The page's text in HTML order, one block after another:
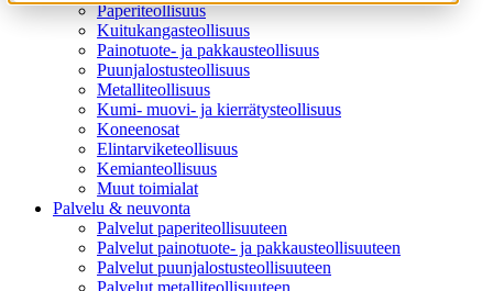
Paperiteollisuus
Kuitukangasteollisuus
Painotuote- ja pakkausteollisuus
Puunjalostusteollisuus
Metalliteollisuus
Kumi- muovi- ja kierrätysteollisuus
Koneenosat
Elintarviketeollisuus
Kemianteollisuus
Muut toimialat
Palvelu & neuvonta
Palvelut paperiteollisuuteen
Palvelut painotuote- ja pakkausteollisuuteen
Palvelut puunjalostusteollisuuteen
Palvelut metalliteollisuuteen